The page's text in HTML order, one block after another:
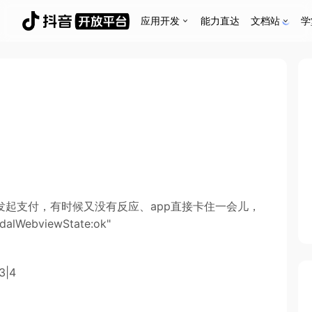
应用开发 能力直达 文档站
支付，有时候又没有反应、app直接卡住一会儿，